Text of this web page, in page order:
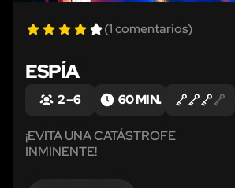
(1 comentarios)
ESPÍA
2 – 6 60 MIN.
¡EVITA UNA CATÁSTROFE
INMINENTE!